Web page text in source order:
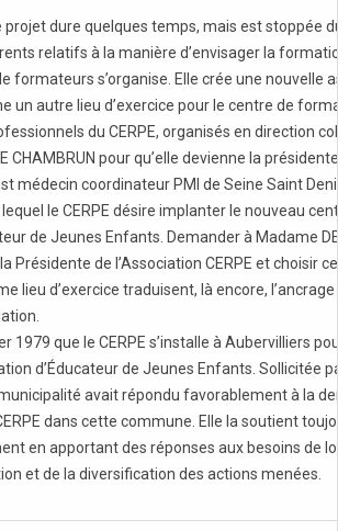
projet dure quelques temps, mais est stoppée
relatifs à la manière d’envisager la
formateurs s’organise. Elle crée une nouvelle
un autre lieu d’exercice pour le centre de
du CERPE, organisés en direction
CHAMBRUN pour qu’elle devienne la
médecin coordinateur PMI de Seine Saint
le CERPE désire implanter le nouveau
de Jeunes Enfants. Demander à Madame
Présidente de l’Association CERPE et choisir ce
lieu d’exercice traduisent, là encore,
1979 que le CERPE s’installe à Aubervilliers
d’Éducateur de Jeunes Enfants. Sollicitée
municipalité avait répondu favorablement à la
dans cette commune. Elle la soutient
en apportant des réponses aux besoins de
et de la diversification des actions menées.